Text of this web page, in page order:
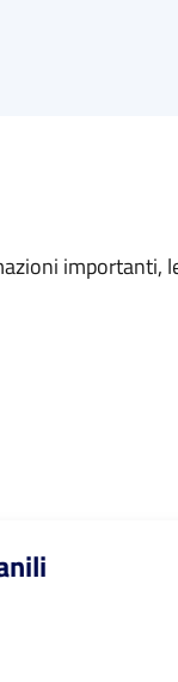
importanti,